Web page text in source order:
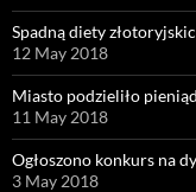
Spadną diety
12 May 2018
Miasto podzieliło
11 May 2018
Ogłoszono konkurs na
3 May 2018